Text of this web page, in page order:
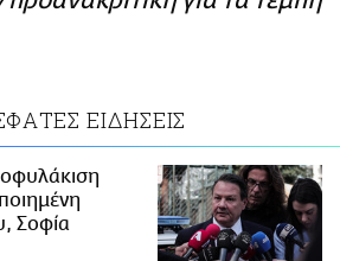
ΕΙΔΗΣΕΙΣ
Σοφία